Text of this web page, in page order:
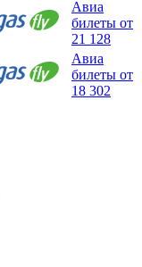
Авиа
билеты от
21 128
Авиа
билеты от
18 302